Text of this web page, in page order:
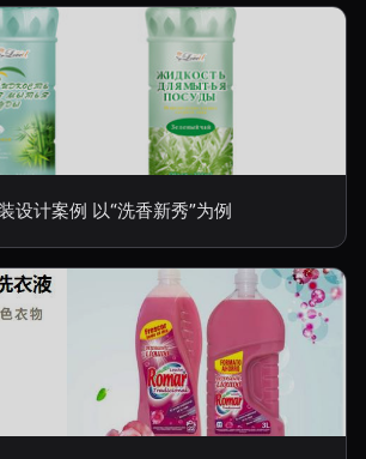
设计案例 以“洗香新秀”为例